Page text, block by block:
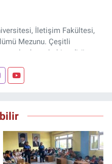
İletişim Fakültesi,
Mezunu. Çeşitli
muhabir, editör,
adlı haber
Müdürlüğünü yürütmekte.